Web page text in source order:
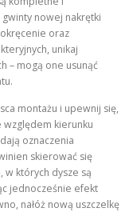
nowej nakrętki
oraz
unikaj
– mogą one usunąć
montażu i upewnij się,
kierunku
oznaczenia
skierować się
w których dysze są
jednocześnie efekt
nałóż nową uszczelkę